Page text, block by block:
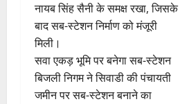
नायब सिंह सैनी के समक्ष रखा, जिसके
बाद सब-स्टेशन निर्माण को मंजूरी
मिली।
सवा एकड़ भूमि पर बनेगा सब-स्टेशन
बिजली निगम ने सिवाडी की पंचायती
जमीन पर सब-स्टेशन बनाने का